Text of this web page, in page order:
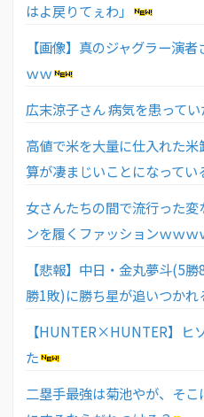
はよ戻りてぇわ」
【画像】真のジャグラー演
ｗｗ
広末涼子さん 病気を患ってい
高値で米を大量に仕入れた
算が凄まじいことになってい
女さんたちの間で流行った
ンを履くファッションｗｗｗ
【悲報】中日・金丸夢斗(5
勝1敗)に勝ち星が追いつかれ
【HUNTER×HUNTER】ヒ
た
二塁手最強は菊池やが、そ